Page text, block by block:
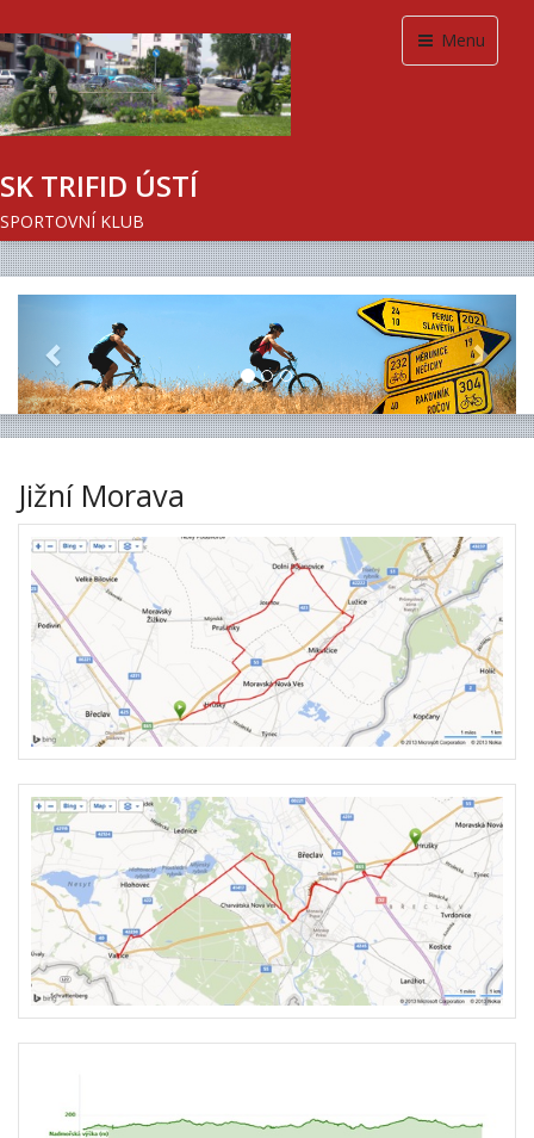
Menu
SK TRIFID ÚSTÍ
SPORTOVNÍ KLUB
Next
Jižní Morava